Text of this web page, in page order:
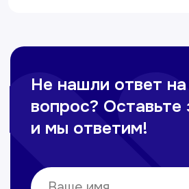
Сайт сделан вfuture-group.uz
© Copyright — 2025, TTD